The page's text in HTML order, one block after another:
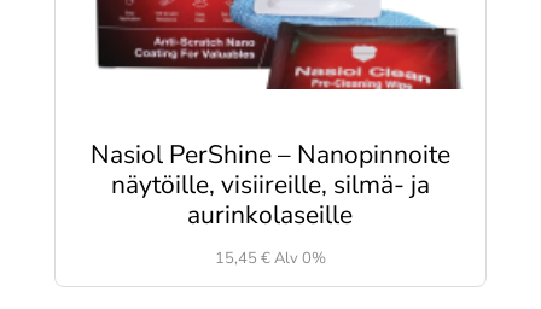
Nasiol PerShine – Nanopinnoite
näytöille, visiireille, silmä- ja
aurinkolaseille
15,45 €Alv 0%